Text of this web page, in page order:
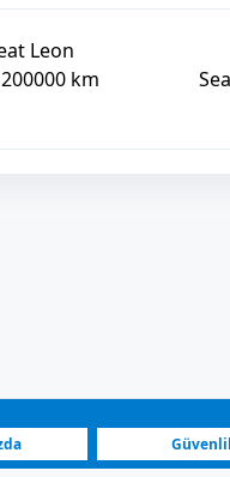
Leon
km